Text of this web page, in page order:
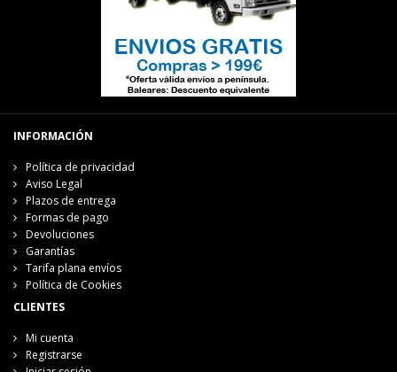
INFORMACIÓN
Política de privacidad
Aviso Legal
Plazos de entrega
Formas de pago
Devoluciones
Garantías
Tarifa plana envíos
Política de Cookies
CLIENTES
Mi cuenta
Registrarse